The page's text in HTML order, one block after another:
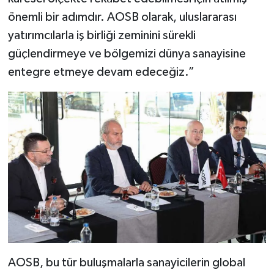
önemli bir adımdır. AOSB olarak, uluslararası
yatırımcılarla iş birliği zeminini sürekli
güçlendirmeye ve bölgemizi dünya sanayisine
entegre etmeye devam edeceğiz.”
AOSB, bu tür buluşmalarla sanayicilerin global